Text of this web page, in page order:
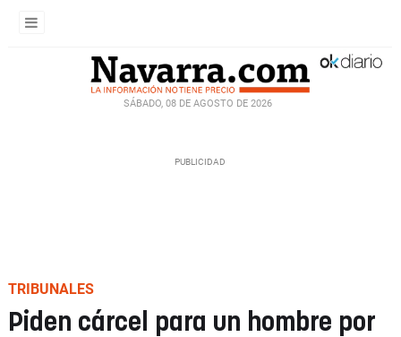
SÁBADO, 08 DE AGOSTO DE 2026
TRIBUNALES
Piden cárcel para un hombre por